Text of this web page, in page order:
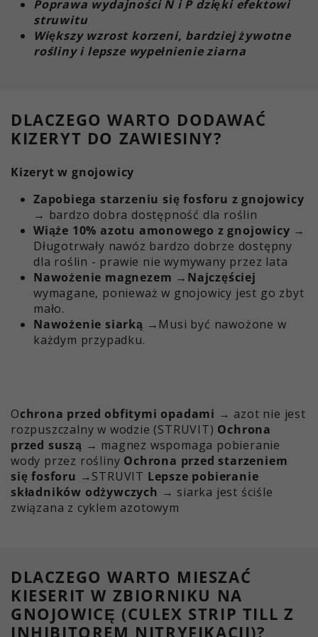
Poprawa wydajności N i P dzięki efektowi
struwitu
Większy wzrost korzeni, bardziej żywotne
rośliny i lepsze wypełnienie ziarna
DLACZEGO WARTO DODAWAĆ
KIZERYT DO ZAWIESINY?
Kizeryt w gnojowicy
Zapobiega starzeniu się fosforu z gnojowicy
→ bardzo dobra dostępność dla roślin
Wiąże 10% azotu amonowego z gnojowicy →
Długotrwały nawóz bardzo dobrze dostępny
dla roślin - prawie nie wymywany przez lata
Nawożenie magnezem →Najczęściej
wymagane, ponieważ w gnojowicy jest go zbyt
mało.
Nawożenie siarką →Musi być nawożone w
każdym przypadku.
Ochrona przed obfitymi opadami → azot nie jest
rozpuszczalny w wodzie (STRUVIT) Ochrona
przed suszą → magnez wspomaga pobieranie
wody przez rośliny Ochrona przed starzeniem
się fosforu →STRUVIT Lepsze pobieranie
składników odżywczych → siarka jest ściśle
związana z cyklem azotowym
DLACZEGO WARTO MIESZAĆ
KIESERIT W ZBIORNIKU NA
GNOJOWICĘ (CULEX STRIP TILL Z
INHIBITOREM NITRYFIKACJI)?